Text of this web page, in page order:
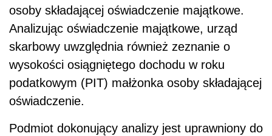
osoby składającej oświadczenie majątkowe.
Analizując oświadczenie majątkowe, urząd
skarbowy uwzględnia również zeznanie o
wysokości osiągniętego dochodu w roku
podatkowym (PIT) małżonka osoby składającej
oświadczenie.
Podmiot dokonujący analizy jest uprawniony do